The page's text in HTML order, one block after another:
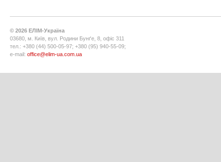
© 2026 ЕЛІМ-Україна
03680, м. Київ, вул. Родини Бунґе, 8, офіс 311
тел.: +380 (44) 500-05-97; +380 (95) 940-55-09;
e-mail: office@elim-ua.com.ua